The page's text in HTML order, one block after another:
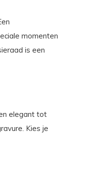
momenten
is een
elegant tot
Kies je